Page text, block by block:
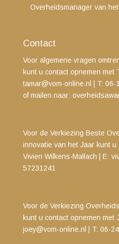
Overheidsmanager van
Contact
Voor algemene vragen
kunt u contact opnemen met
tamar@vom-online.nl
T: 06-
of mailen naar:
Voor de Verkiezing Beste
innovatie van het Jaar kunt u
Vivien Wilkens-Mallach | E:
57231241
Voor de Verkiezing
kunt u contact opnemen met
joey@vom-online.nl
| T: 06-